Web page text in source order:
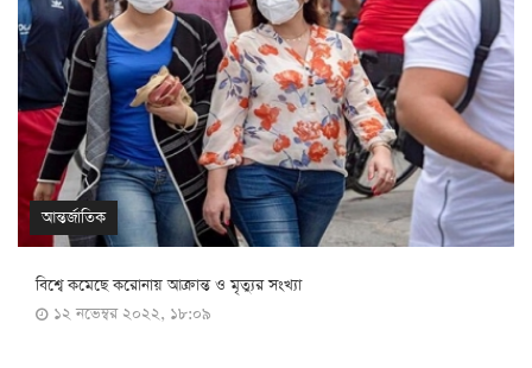
আন্তর্জাতিক
বিশ্বে কমেছে করোনায় আক্রান্ত ও মৃত্যুর সংখ্যা
১২ নভেম্বর ২০২২, ১৮:০৯